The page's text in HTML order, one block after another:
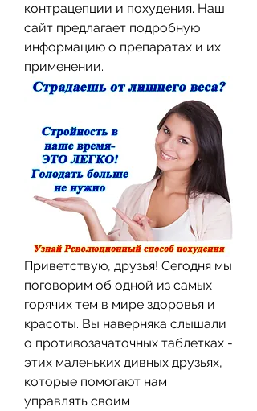
контрацепции и похудения. Наш
сайт предлагает подробную
информацию о препаратах и их
применении.
Приветствую, друзья! Сегодня мы
поговорим об одной из самых
горячих тем в мире здоровья и
красоты. Вы наверняка слышали
о противозачаточных таблетках -
этих маленьких дивных друзьях,
которые помогают нам
управлять своим